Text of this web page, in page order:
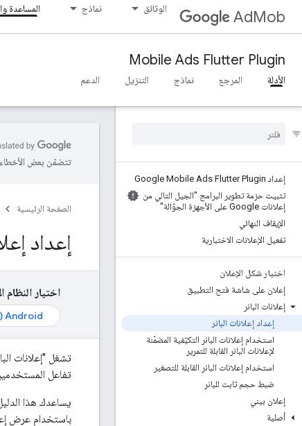
AdMob الوثائق نماذج المساعدة
Mobile Ads Flutter Plugin
الأدلة المرجع نماذج التنزيل الدعم
إعداد Google Mobile Ads Flutter Plugin
تثبيت حزمة تطوير البرامج "الجيل التالي من
إعلانات Google على الأجهزة الجوّالة"
الإيقاف النهائي
تفعيل الإعلانات الاختبارية
اختيار شكل الإعلان
إعلان على شاشة فتح التطبيق
إعلانات البانر
إعداد إعلانات البانر
استخدام إعلانات البانر التكيّفية المضمّنة
لإعلانات البانر القابلة للتمرير
استخدام إعلانات البانر القابلة للتصغير
ضبط حجم ثابت للبانر
إعلان بيني
أصلية
تتضمّن بعض الأخطاء.
الصفحة الرئيسية
إعداد
اختيار النظام
Android (الإصدارات القديمة)
تشغل "إعلانات
تفاعل
يساعدك هذا
باستخدام عرض